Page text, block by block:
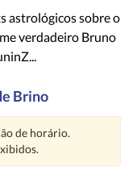
astrológicos sobre o
verdadeiro Bruno
Brino
de horário.